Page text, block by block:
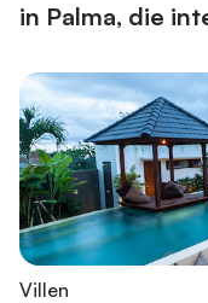
in Palma, die
Villen